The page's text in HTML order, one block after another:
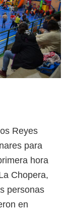
Reyes
para
hora
Chopera,
personas
en